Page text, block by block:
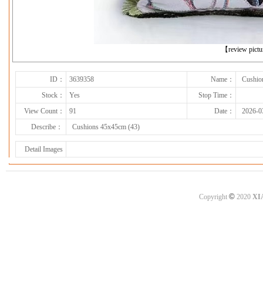
【review
下一张
ID： 3639358 Name：
Stock：
Yes
Stop Time：
View Count：
91 Date：
2026-
Describe：
Cushions 45x45cm (43)
Detail Images
Copyright ©2020